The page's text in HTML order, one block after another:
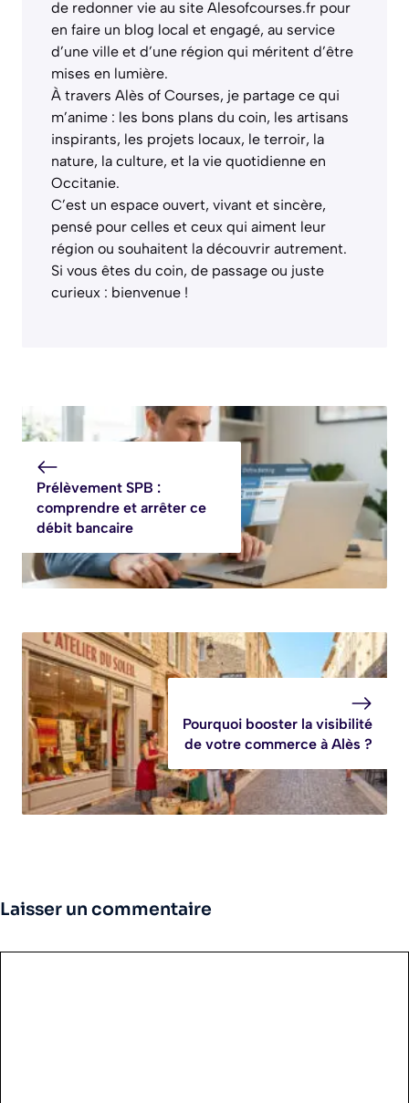
de redonner vie au site Alesofcourses.fr pour
en faire un blog local et engagé, au service
d’une ville et d’une région qui méritent d’être
mises en lumière.
À travers Alès of Courses, je partage ce qui
m’anime : les bons plans du coin, les artisans
inspirants, les projets locaux, le terroir, la
nature, la culture, et la vie quotidienne en
Occitanie.
C’est un espace ouvert, vivant et sincère,
pensé pour celles et ceux qui aiment leur
région ou souhaitent la découvrir autrement.
Si vous êtes du coin, de passage ou juste
curieux : bienvenue !
Prélèvement SPB :
comprendre et arrêter ce
débit bancaire
Pourquoi booster la visibilité
de votre commerce à Alès ?
Laisser un commentaire